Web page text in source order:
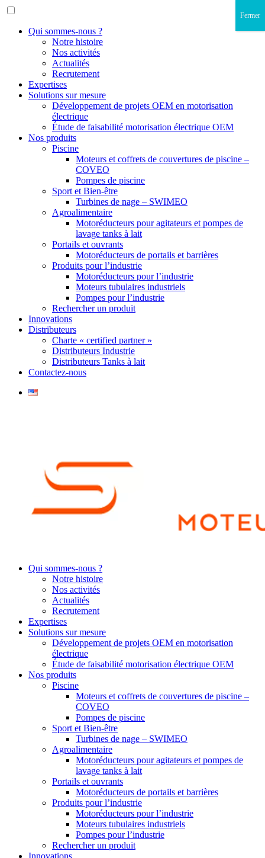
Qui sommes-nous ?
Notre histoire
Nos activités
Actualités
Recrutement
Expertises
Solutions sur mesure
Développement de projets OEM en motorisation
électrique
Étude de faisabilité motorisation électrique OEM
Nos produits
Piscine
Moteurs et coffrets de couvertures de piscine –
COVEO
Pompes de piscine
Sport et Bien-être
Turbines de nage – SWIMEO
Agroalimentaire
Motoréducteurs pour agitateurs et pompes de
lavage tanks à lait
Portails et ouvrants
Motoréducteurs de portails et barrières
Produits pour l’industrie
Motoréducteurs pour l’industrie
Moteurs tubulaires industriels
Pompes pour l’industrie
Rechercher un produit
Innovations
Distributeurs
Charte « certified partner »
Distributeurs Industrie
Distributeurs Tanks à lait
Contactez-nous
Qui sommes-nous ?
Notre histoire
Nos activités
Actualités
Recrutement
Expertises
Solutions sur mesure
Développement de projets OEM en motorisation
électrique
Étude de faisabilité motorisation électrique OEM
Nos produits
Piscine
Moteurs et coffrets de couvertures de piscine –
COVEO
Pompes de piscine
Sport et Bien-être
Turbines de nage – SWIMEO
Agroalimentaire
Motoréducteurs pour agitateurs et pompes de
lavage tanks à lait
Portails et ouvrants
Motoréducteurs de portails et barrières
Produits pour l’industrie
Motoréducteurs pour l’industrie
Moteurs tubulaires industriels
Pompes pour l’industrie
Rechercher un produit
Innovations
Fermer